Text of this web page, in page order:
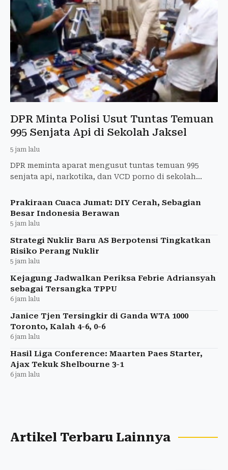
DPR Minta Polisi Usut Tuntas Temuan
995 Senjata Api di Sekolah Jaksel
5 jam lalu
DPR meminta aparat mengusut tuntas temuan 995
senjata api, narkotika, dan VCD porno di sekolah
bukti.
Prakiraan Cuaca Jumat: DIY Cerah, Sebagian
Besar Indonesia Berawan
5 jam lalu
Strategi Nuklir Baru AS Berpotensi Tingkatkan
Risiko Perang Nuklir
5 jam lalu
Kejagung Jadwalkan Periksa Febrie Adriansyah
sebagai Tersangka TPPU
6 jam lalu
Janice Tjen Tersingkir di Ganda WTA 1000
Toronto, Kalah 4-6, 0-6
6 jam lalu
Hasil Liga Conference: Maarten Paes Starter,
Ajax Tekuk Shelbourne 3-1
6 jam lalu
Artikel Terbaru Lainnya